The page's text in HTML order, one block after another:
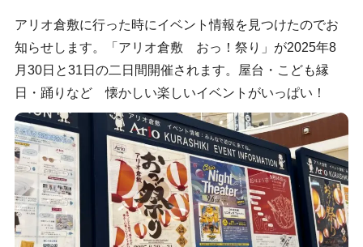
アリオ倉敷に行った時にイベント情報を見つけたのでお
知らせします。「アリオ倉敷 おっ！祭り」が2025年8
月30日と31日の二日間開催されます。屋台・こども縁
日・踊りなど 懐かしい楽しいイベントがいっぱい！